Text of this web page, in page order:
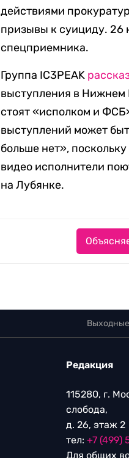
действиями
призывы к суициду. 26
спецприемника.
Группа IC3PEAK
выступления в Нижнем
стоят «исполком и
выступлений может
больше нет»,
видео исполнители
на Лубянке.
Редакция
115280, г.
слобода,
д. 26, этаж 2
тел: +7 (499)
Для общих